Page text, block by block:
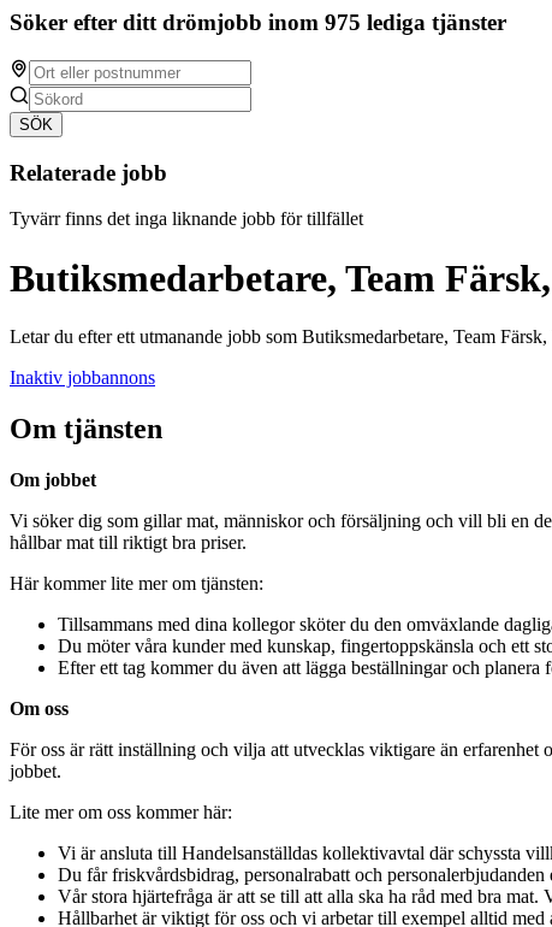
Söker efter ditt drömjobb inom 975 lediga tjänster
SÖK
Relaterade jobb
Tyvärr finns det inga liknande jobb för tillfället
Butiksmedarbetare, Team
Letar du efter ett utmanande jobb som Butiksmedarbetare, Team
Inaktiv jobbannons
Om tjänsten
Om jobbet
Vi söker dig som gillar mat, människor och försäljning och vill bli en
hållbar mat till riktigt bra priser.
Här kommer lite mer om tjänsten:
Tillsammans med dina kollegor sköter du den omväxlande
Du möter våra kunder med kunskap, fingertoppskänsla och ett
Efter ett tag kommer du även att lägga beställningar och
Om oss
För oss är rätt inställning och vilja att utvecklas viktigare än
jobbet.
Lite mer om oss kommer här:
Vi är ansluta till Handelsanställdas kollektivavtal där schyssta
Du får friskvårdsbidrag, personalrabatt och personalerbjudanden
Vår stora hjärtefråga är att se till att alla ska ha råd med bra
Hållbarhet är viktigt för oss och vi arbetar till exempel alltid med